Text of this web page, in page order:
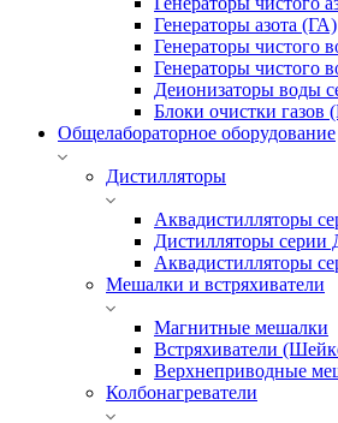
Генераторы азота (ГА)
Генераторы чистого
Генераторы чистого
Деионизаторы
Блоки очистки газов
Общелабораторное оборудование
Дистилляторы
Аквадистилляторы
Дистилляторы серии
Аквадистилляторы
Мешалки и встряхиватели
Магнитные мешалки
Встряхиватели
Верхнеприводные
Колбонагреватели